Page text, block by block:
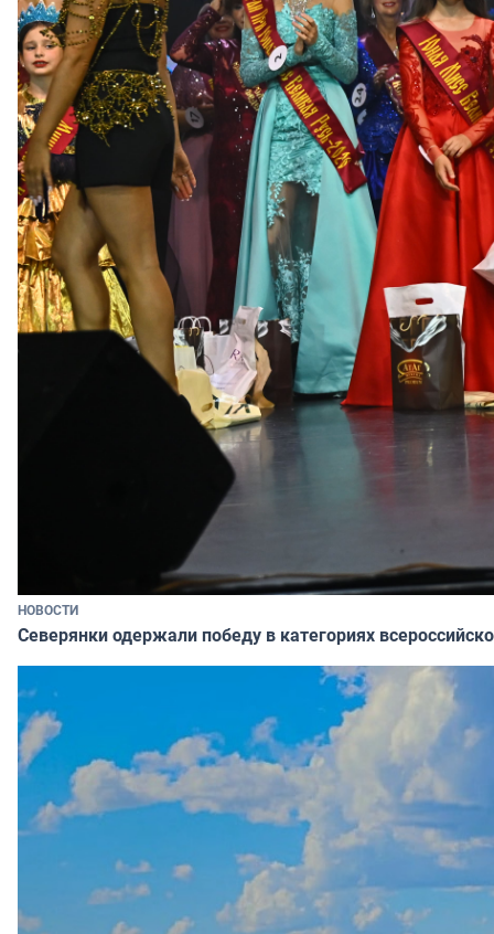
НОВОСТИ
Северянки одержали победу в категориях